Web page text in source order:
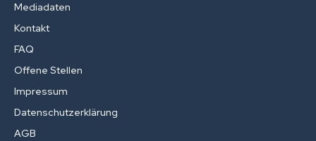
Mediadaten
Kontakt
FAQ
Offene Stellen
Impressum
Datenschutzerklärung
AGB